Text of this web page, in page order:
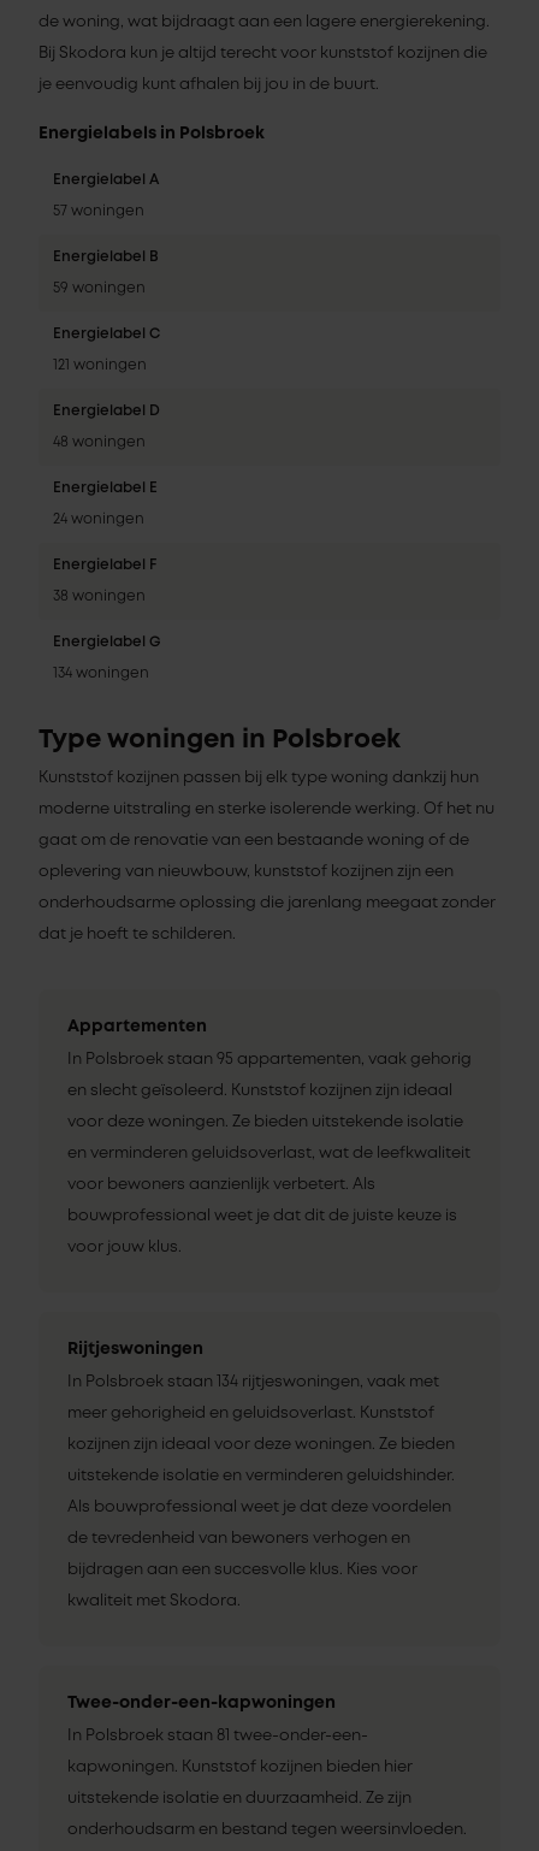
de woning, wat bijdraagt aan een lagere energierekening.
Bij Skodora kun je altijd terecht voor kunststof kozijnen die
je eenvoudig kunt afhalen bij jou in de buurt.
Energielabels in Polsbroek
Energielabel A
57 woningen
Energielabel B
59 woningen
Energielabel C
121 woningen
Energielabel D
48 woningen
Energielabel E
24 woningen
Energielabel F
38 woningen
Energielabel G
134 woningen
Type woningen in Polsbroek
Kunststof kozijnen passen bij elk type woning dankzij hun
moderne uitstraling en sterke isolerende werking. Of het nu
gaat om de renovatie van een bestaande woning of de
oplevering van nieuwbouw, kunststof kozijnen zijn een
onderhoudsarme oplossing die jarenlang meegaat zonder
dat je hoeft te schilderen.
Appartementen
In Polsbroek staan 95 appartementen, vaak gehorig
en slecht geïsoleerd. Kunststof kozijnen zijn ideaal
voor deze woningen. Ze bieden uitstekende isolatie
en verminderen geluidsoverlast, wat de leefkwaliteit
voor bewoners aanzienlijk verbetert. Als
bouwprofessional weet je dat dit de juiste keuze is
voor jouw klus.
Rijtjeswoningen
In Polsbroek staan 134 rijtjeswoningen, vaak met
meer gehorigheid en geluidsoverlast. Kunststof
kozijnen zijn ideaal voor deze woningen. Ze bieden
uitstekende isolatie en verminderen geluidshinder.
Als bouwprofessional weet je dat deze voordelen
de tevredenheid van bewoners verhogen en
bijdragen aan een succesvolle klus. Kies voor
kwaliteit met Skodora.
Twee-onder-een-kapwoningen
In Polsbroek staan 81 twee-onder-een-
kapwoningen. Kunststof kozijnen bieden hier
uitstekende isolatie en duurzaamheid. Ze zijn
onderhoudsarm en bestand tegen weersinvloeden.